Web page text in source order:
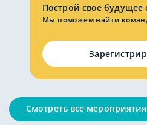
Построй свое будущее
Мы поможем найти
Смотреть все мероприятия